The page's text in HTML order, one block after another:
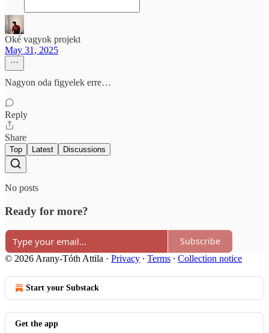
Oké vagyok projekt
May 31, 2025
Nagyon oda figyelek erre…
Reply
Share
Top Latest Discussions
No posts
Ready for more?
Subscribe
© 2026 Arany-Tóth Attila · Privacy ∙ Terms ∙ Collection notice
Start your Substack
Get the app